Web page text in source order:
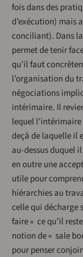
fois dans des
d’exécution) mais
conciliant). Dans
permet de tenir
qu’il faut
l’organisation du
négociations
intérimaire. Il
lequel
deçà de laquelle il
au-dessus duquel
en outre une
utile pour
hiérarchies au
celle qui décharge
faire « ce qu’il
notion de « sale
pour penser